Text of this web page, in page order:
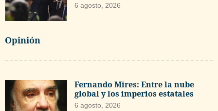
6 agosto, 2026
Opinión
Fernando Mires: Entre la nube
global y los imperios estatales
6 agosto, 2026